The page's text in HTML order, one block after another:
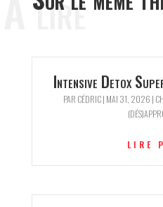
Intensive Detox
PAR CÉDRIC| MAI 31, 2026 |
LIRE